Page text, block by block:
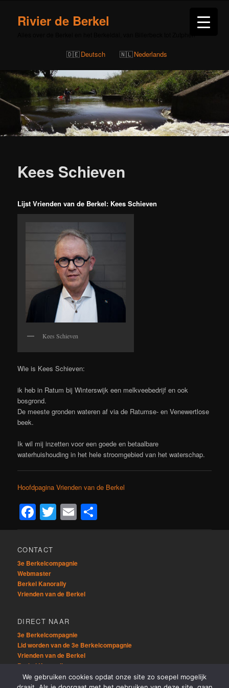
Rivier de Berkel
Deutsch Nederlands
Kees Schieven
Lijst Vrienden van de Berkel: Kees Schieven
Kees Schieven
Wie is Kees Schieven:
ik heb in Ratum bij Winterswijk een melkveebedrijf en ook
bosgrond.
De meeste gronden wateren af via de Ratumse- en Venewertlose
beek.
Ik wil mij inzetten voor een goede en betaalbare
waterhuishouding in het hele stroomgebied van het waterschap.
Hoofdpagina Vrienden van de Berkel
Facebook
Twitter
Email
CONTACT
3e Berkelcompagnie
Webmaster
Berkel Kanorally
Vrienden van de Berkel
DIRECT NAAR
3e Berkelcompagnie
Lid worden van de 3e Berkelcompagnie
Vrienden van de Berkel
Berkel Kanorally
We gebruiken cookies opdat onze site zo soepel mogelijk